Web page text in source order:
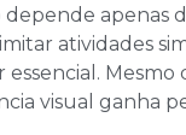
apenas
atividades
essencial.
visual ganha